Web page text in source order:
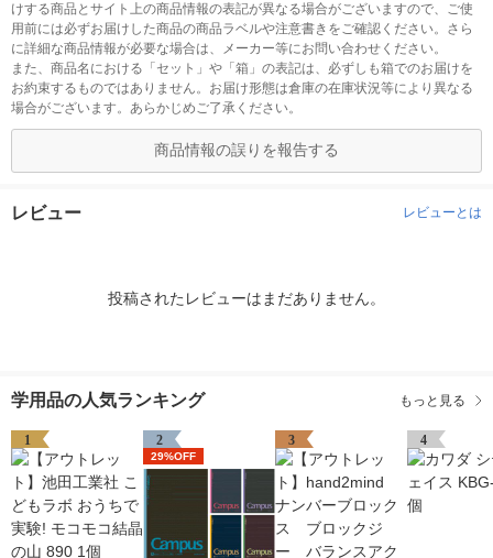
けする商品とサイト上の商品情報の表記が異なる場合がございますので、ご使
用前には必ずお届けした商品の商品ラベルや注意書きをご確認ください。さら
に詳細な商品情報が必要な場合は、メーカー等にお問い合わせください。
また、商品名における「セット」や「箱」の表記は、必ずしも箱でのお届けを
お約束するものではありません。お届け形態は倉庫の在庫状況等により異なる
場合がございます。あらかじめご了承ください。
商品情報の誤りを報告する
レビュー レビューとは
投稿されたレビューはまだありません。
学用品の人気ランキング もっと見る
1 2
29%OFF
3 4